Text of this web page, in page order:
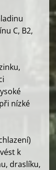
C, B2,
nízké
k
draslíku,